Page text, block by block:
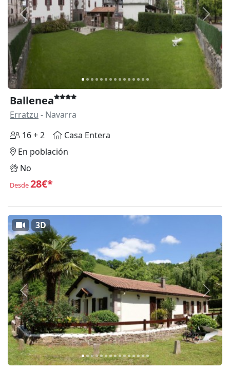
Anterior
Ballenea
Erratzu - Navarra
16 + 2
Casa Entera
En población
No
Desde28€*
Anterior
3D